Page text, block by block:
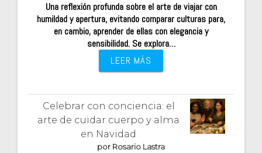
Una reflexión profunda sobre el arte de viajar con
humildad y apertura, evitando comparar culturas para,
en cambio, aprender de ellas con elegancia y
sensibilidad. Se explora…
LEER MÁS
Celebrar con conciencia: el
arte de cuidar cuerpo y alma
en Navidad
por Rosario Lastra